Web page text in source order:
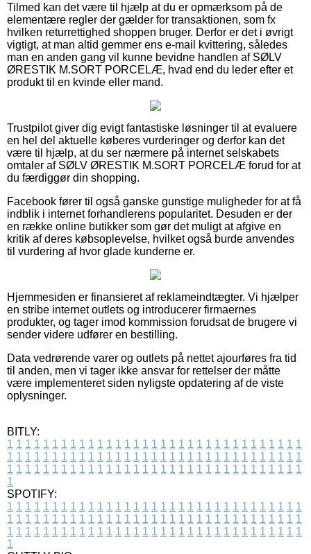
Tilmed kan det være til hjælp at du er opmærksom på de
elementære regler der gælder for transaktionen, som fx
hvilken returrettighed shoppen bruger. Derfor er det i øvrigt
vigtigt, at man altid gemmer ens e-mail kvittering, således
man en anden gang vil kunne bevidne handlen af SØLV
ØRESTIK M.SORT PORCELÆ, hvad end du leder efter et
produkt til en kvinde eller mand.
Trustpilot giver dig evigt fantastiske løsninger til at evaluere
en hel del aktuelle køberes vurderinger og derfor kan det
være til hjælp, at du ser nærmere på internet selskabets
omtaler af SØLV ØRESTIK M.SORT PORCELÆ forud for at
du færdiggør din shopping.
Facebook fører til også ganske gunstige muligheder for at få
indblik i internet forhandlerens popularitet. Desuden er der
en række online butikker som gør det muligt at afgive en
kritik af deres købsoplevelse, hvilket også burde anvendes
til vurdering af hvor glade kunderne er.
Hjemmesiden er finansieret af reklameindtægter. Vi hjælper
en stribe internet outlets og introducerer firmaernes
produkter, og tager imod kommission forudsat de brugere vi
sender videre udfører en bestilling.
Data vedrørende varer og outlets på nettet ajourføres fra tid
til anden, men vi tager ikke ansvar for rettelser der måtte
være implementeret siden nyligste opdatering af de viste
oplysninger.
BITLY:
1 1 1 1 1 1 1 1 1 1 1 1 1 1 1 1 1 1 1 1 1 1 1 1 1 1 1 1 1 1 1 1 1
1 1 1 1 1 1 1 1 1 1 1 1 1 1 1 1 1 1 1 1 1 1 1 1 1 1 1 1 1 1 1 1 1
1 1 1 1 1 1 1 1 1 1 1 1 1 1 1 1 1 1 1 1 1 1 1 1 1 1 1 1 1 1 1 1 1
1
SPOTIFY:
1 1 1 1 1 1 1 1 1 1 1 1 1 1 1 1 1 1 1 1 1 1 1 1 1 1 1 1 1 1 1 1 1
1 1 1 1 1 1 1 1 1 1 1 1 1 1 1 1 1 1 1 1 1 1 1 1 1 1 1 1 1 1 1 1 1
1 1 1 1 1 1 1 1 1 1 1 1 1 1 1 1 1 1 1 1 1 1 1 1 1 1 1 1 1 1 1 1 1
1